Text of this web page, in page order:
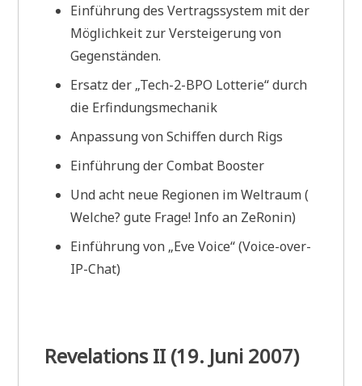
Einführung des Vertragssystem mit der
Möglichkeit zur Versteigerung von
Gegenständen.
Ersatz der „Tech-2-BPO Lotterie“ durch
die Erfindungsmechanik
Anpassung von Schiffen durch Rigs
Einführung der Combat Booster
Und acht neue Regionen im Weltraum (
Welche? gute Frage! Info an ZeRonin)
Einführung von „Eve Voice“ (Voice-over-
IP-Chat)
Revelations II (19. Juni 2007)